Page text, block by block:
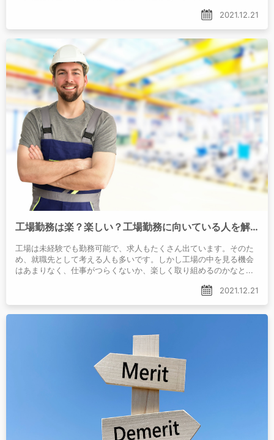
2021.12.21
工場勤務は楽？楽しい？工場勤務に向いている人を解説
工場は未経験でも勤務可能で、求人もたくさん出ています。そのた
め、就職先として考える人も多いです。しかし工場の中を見る機会
はあまりなく、仕事がつらくないか、楽しく取り組めるのかなど気
2021.12.21